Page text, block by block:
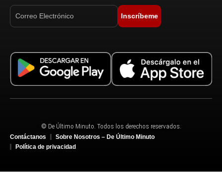
Inscríbeme
© De Último Minuto. Todos los derechos reservados.
Contáctanos
Sobre Nosotros – De Último Minuto
Política de privacidad